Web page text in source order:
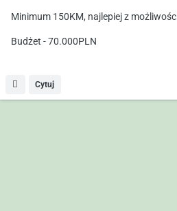
Minimum 150KM, najlepiej z
Budżet - 70.000PLN
Cytuj